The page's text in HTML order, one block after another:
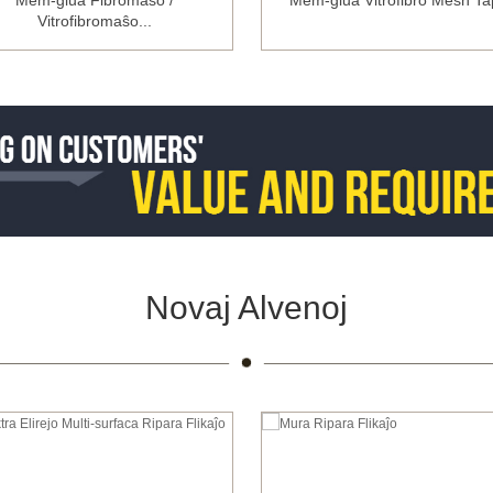
Vitrofibromaŝo...
Novaj Alvenoj